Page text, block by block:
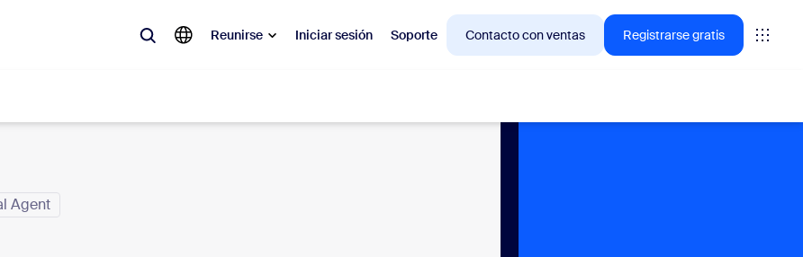
Reunirse Iniciar sesión Soporte Contacto con ventas Registrarse gratis
lo que está en tendencia, lo que genera expectativa: las soluciones en las que los clientes de Zoom están interesados
Agent